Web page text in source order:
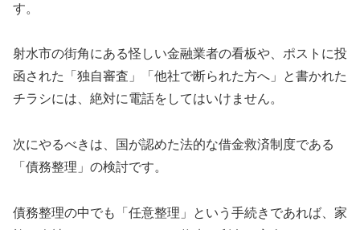
す。
射水市の街角にある怪しい金融業者の看板や、ポストに投
函された「独自審査」「他社で断られた方へ」と書かれた
チラシには、絶対に電話をしてはいけません。
次にやるべきは、国が認めた法的な借金救済制度である
「債務整理」の検討です。
債務整理の中でも「任意整理」という手続きであれば、家